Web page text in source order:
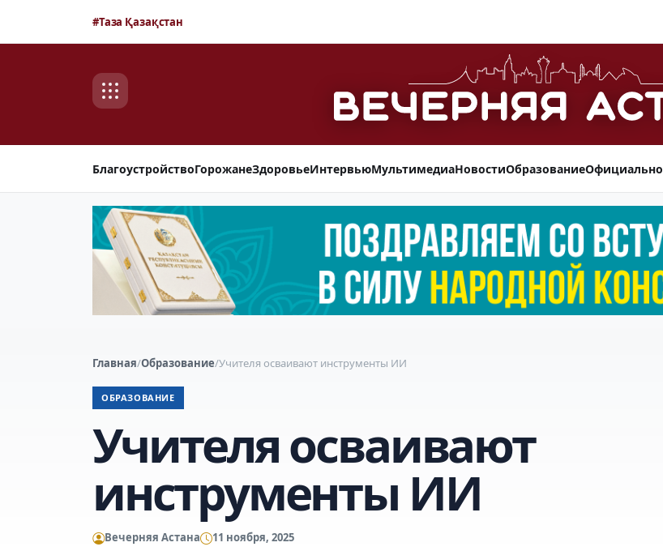
#Таза Қазақстан
БлагоустройствоГорожанеЗдоровьеИнтервьюМультимедиаНовостиОбразованиеОфициально
Главная/Образование/Учителя осваивают инструменты ИИ
ОБРАЗОВАНИЕ
Учителя осваивают
инструменты ИИ
Вечерняя Астана 11 ноября, 2025